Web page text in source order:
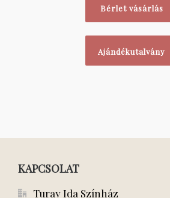
Bérlet vásárlás
Ajándékutalvány
KAPCSOLAT
Turay Ida Színház